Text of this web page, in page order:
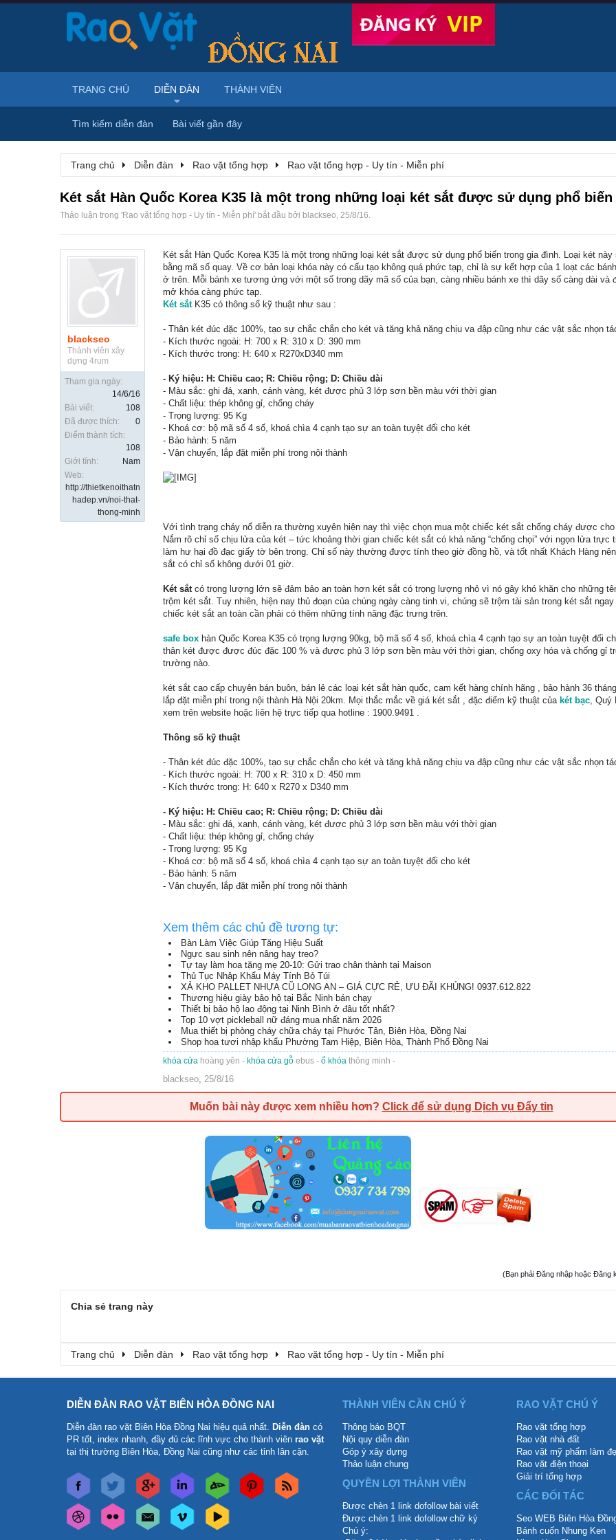
Trang chủ Diễn đàn Rao vặt tổng hợp Rao vặt tổng hợp - Uy tín - Miễn phí
Két sắt Hàn Quốc Korea K35 là một trong những loại két sắt được sử dụng phổ biến
Thảo luận trong 'Rao vặt tổng hợp - Uy tín - Miễn phí' bắt đầu bởi blackseo, 25/8/16.
blackseo
Thành viên xây
dựng 4rum
Tham gia ngày:
14/6/16
Bài viết:
108
Đã được thích:
0
Điểm thành tích:
108
Giới tính:
Nam
Web:
http://thietkenoithatn
hadep.vn/noi-that-
thong-minh
Két sắt Hàn Quốc Korea K35 là một trong những loại két sắt được sử dụng phổ biến trong gia đình. Loại két
bằng mã số quay. Về cơ bản loại khóa này có cấu tạo không quá phức tạp, chỉ là sự kết hợp của 1 loạt các
ở trên. Mỗi bánh xe tương ứng với một số trong dãy mã số của bạn, càng nhiều bánh xe thì dãy số càng dài và
mở khóa càng phức tạp.
Két sắtK35 có thông số kỹ thuật như sau :
- Thân két đúc đặc 100%, tạo sự chắc chắn cho két và tăng khả năng chịu va đập cũng như các vật sắc nhọn
- Kích thước ngoài: H: 700 x R: 310 x D: 390 mm
- Kích thước trong: H: 640 x R270xD340 mm
- Ký hiệu: H: Chiều cao; R: Chiều rộng; D: Chiều dài
- Màu sắc: ghi đá, xanh, cánh vàng, két được phủ 3 lớp sơn bền màu với thời gian
- Chất liệu: thép không gỉ, chống cháy
- Trọng lượng: 95 Kg
- Khoá cơ: bộ mã số 4 số, khoá chìa 4 cạnh tạo sự an toàn tuyệt đối cho két
- Bảo hành: 5 năm
- Vận chuyển, lắp đặt miễn phí trong nội thành
Với tình trạng cháy nổ diễn ra thường xuyên hiện nay thì việc chọn mua một chiếc két sắt chống cháy được
Nắm rõ chỉ số chịu lửa của két – tức khoảng thời gian chiếc két sắt có khả năng “chống chọi” với ngọn lửa trực
làm hư hại đồ đạc giấy tờ bên trong. Chỉ số này thường được tính theo giờ đồng hồ, và tốt nhất Khách Hàng
sắt có chỉ số không dưới 01 giờ.
Két sắt có trọng lượng lớn sẽ đảm bảo an toàn hơn két sắt có trọng lượng nhỏ vì nó gây khó khăn cho những
trộm két sắt. Tuy nhiên, hiện nay thủ đoạn của chúng ngày càng tinh vi, chúng sẽ trộm tài sản trong két sắt
chiếc két sắt an toàn cần phải có thêm những tính năng đặc trưng trên.
safe box hàn Quốc Korea K35 có trọng lượng 90kg, bộ mã số 4 số, khoá chìa 4 cạnh tạo sự an toàn tuyệt đối
thân két được được đúc đặc 100 % và được phủ 3 lớp sơn bền màu với thời gian, chống oxy hóa và chống gỉ
trường nào.
két sắt cao cấp chuyên bán buôn, bán lẻ các loại két sắt hàn quốc, cam kết hàng chính hãng , bảo hành 36
lắp đặt miễn phí trong nội thành Hà Nội 20km. Mọi thắc mắc về giá két sắt , đặc điểm kỹ thuật của két bạc, Quý
xem trên website hoặc liên hệ trực tiếp qua hotline : 1900.9491 .
Thông số kỹ thuật
- Thân két đúc đặc 100%, tạo sự chắc chắn cho két và tăng khả năng chịu va đập cũng như các vật sắc nhọn
- Kích thước ngoài: H: 700 x R: 310 x D: 450 mm
- Kích thước trong: H: 640 x R270 x D340 mm
- Ký hiệu: H: Chiều cao; R: Chiều rộng; D: Chiều dài
- Màu sắc: ghi đá, xanh, cánh vàng, két được phủ 3 lớp sơn bền màu với thời gian
- Chất liệu: thép không gỉ, chống cháy
- Trọng lượng: 95 Kg
- Khoá cơ: bộ mã số 4 số, khoá chìa 4 cạnh tạo sự an toàn tuyệt đối cho két
- Bảo hành: 5 năm
- Vận chuyển, lắp đặt miễn phí trong nội thành
Xem thêm các chủ đề tương tự:
Bàn Làm Việc Giúp Tăng Hiệu Suất
Ngực sau sinh nên nâng hay treo?
Tự tay làm hoa tặng mẹ 20-10: Gửi trao chân thành tại Maison
Thủ Tục Nhập Khẩu Máy Tính Bỏ Túi
XẢ KHO PALLET NHỰA CŨ LONG AN – GIÁ CỰC RẺ, ƯU ĐÃI KHỦNG! 0937.612.822
Thương hiệu giày bảo hộ tại Bắc Ninh bán chạy
Thiết bị bảo hộ lao động tại Ninh Bình ở đâu tốt nhất?
Top 10 vợt pickleball nữ đáng mua nhất năm 2026
Mua thiết bị phòng cháy chữa cháy tại Phước Tân, Biên Hòa, Đồng Nai
Shop hoa tươi nhập khẩu Phường Tam Hiệp, Biên Hòa, Thành Phố Đồng Nai
khóa cửa hoàng yên - khóa cửa gỗ ebus - ổ khóa thông minh -
blackseo, 25/8/16
Muốn bài này được xem nhiều hơn? Click để sử dụng Dịch vụ Đẩy tin
(Bạn phải Đăng nhập hoặc Đăng
Chia sẻ trang này
Trang chủ Diễn đàn Rao vặt tổng hợp Rao vặt tổng hợp - Uy tín - Miễn phí
TRANG CHỦ DIỄN ĐÀN
Tìm kiếm diễn đàn Bài viết gần đây
THÀNH VIÊN
DIỄN ĐÀN RAO VẶT BIÊN HÒA ĐỒNG NAI
Diễn đàn rao vặt Biên Hòa Đồng Nai hiệu quả nhất. Diễn đàn có
PR tốt, index nhanh, đầy đủ các lĩnh vực cho thành viên rao vặt
tại thị trường Biên Hòa, Đồng Nai cũng như các tỉnh lân cận.
THÀNH VIÊN CẦN CHÚ Ý
Thông báo BQT
Nội quy diễn đàn
Góp ý xây dựng
Thảo luận chung
QUYỀN LỢI THÀNH VIÊN
Được chèn 1 link dofollow bài viết
Được chèn 1 link dofollow chữ ký
Chú ý:
RAO VẶT CHÚ Ý
Rao vặt tổng hợp
Rao vặt nhà đất
Rao vặt mỹ phẩm làm
Rao vặt điện thoại
Giải trí tổng hợp
CÁC ĐỐI TÁC
Seo WEB Biên Hòa
Bánh cuốn Nhung Ken